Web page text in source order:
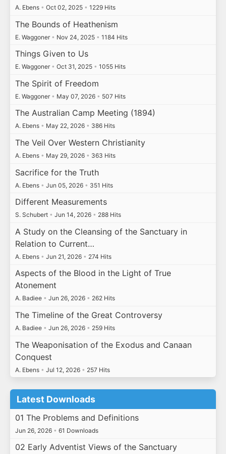
A. Ebens • Oct 02, 2025 • 1229 Hits
The Bounds of Heathenism
E. Waggoner • Nov 24, 2025 • 1184 Hits
Things Given to Us
E. Waggoner • Oct 31, 2025 • 1055 Hits
The Spirit of Freedom
E. Waggoner • May 07, 2026 • 507 Hits
The Australian Camp Meeting (1894)
A. Ebens • May 22, 2026 • 386 Hits
The Veil Over Western Christianity
A. Ebens • May 29, 2026 • 363 Hits
Sacrifice for the Truth
A. Ebens • Jun 05, 2026 • 351 Hits
Different Measurements
S. Schubert • Jun 14, 2026 • 288 Hits
A Study on the Cleansing of the Sanctuary in
Relation to Current…
A. Ebens • Jun 21, 2026 • 274 Hits
Aspects of the Blood in the Light of True
Atonement
A. Badiee • Jun 26, 2026 • 262 Hits
The Timeline of the Great Controversy
A. Badiee • Jun 26, 2026 • 259 Hits
The Weaponisation of the Exodus and Canaan
Conquest
A. Ebens • Jul 12, 2026 • 257 Hits
Latest Downloads
01 The Problems and Definitions
Jun 26, 2026 • 61 Downloads
02 Early Adventist Views of the Sanctuary